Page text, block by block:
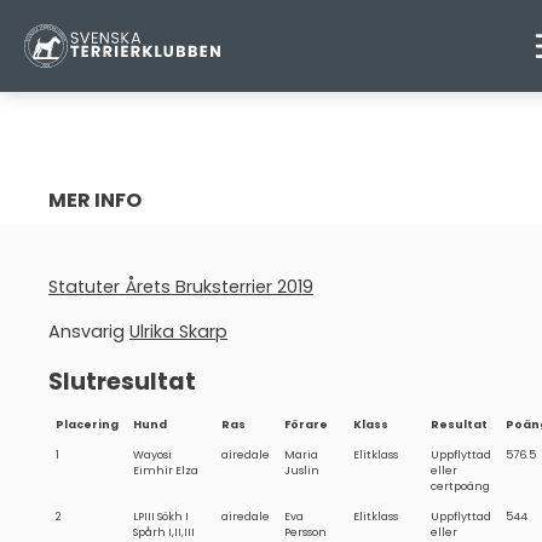
MER INFO
/home/terrnse/public_html/wp-
content/themes/terrierklubben-2023/parts/sidebar-
nav.php
on line 5
ÅRETS LYDNADSTERRIER
ÅRETS RALLYTERRIER
Statuter Årets Bruksterrier 2019
Ansvarig Ulrika Skarp
Slutresultat
Placering Hund Ras Förare Klass Resultat
1
Wayosi
Eimhir Elza
airedale
Maria
Juslin
Elitklass
Uppflyttad
eller
certpoäng
576.5
2
LPIII Sökh I
Spårh I,II,III
airedale
Eva
Persson
Elitklass
Uppflyttad
eller
544